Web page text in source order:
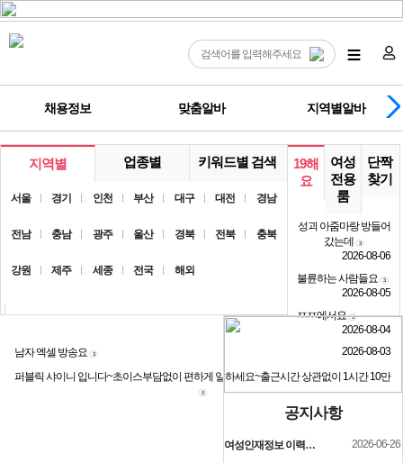
채용정보 맞춤알바 지역별알바
지역별 업종별 키워드별 검색
서울 경기 인천 부산 대구 대전 경남
전남 충남 광주 울산 경북 전북 충북
강원 제주 세종 전국 해외
19해
요
여성
전용
룸
단짝
찾기
성괴 아줌마랑 방들어
갔는데
3
2026-08-06
불륜하는 사람들요
3
2026-08-05
ㅉㅉ에서요
3
2026-08-04
남자 엑셀 방송요
3
2026-08-03
퍼블릭 샤이니 입니다~초이스부담없이 편하게 일하세요~출근시간 상관없이 1시간 10만
0
공지사항
여성인재정보 이력서 등록시 유료광고주님께 인재정보 문자갑니다! 2026-06-26